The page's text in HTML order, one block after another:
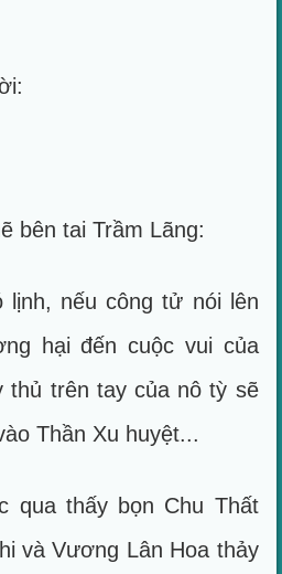
bên tai Trầm Lãng:
nếu công tử nói lên
hại đến cuộc vui của
thủ trên tay của nô tỳ sẽ
Thần Xu huyệt...
qua thấy bọn Chu Thất
và Vương Lân Hoa thảy